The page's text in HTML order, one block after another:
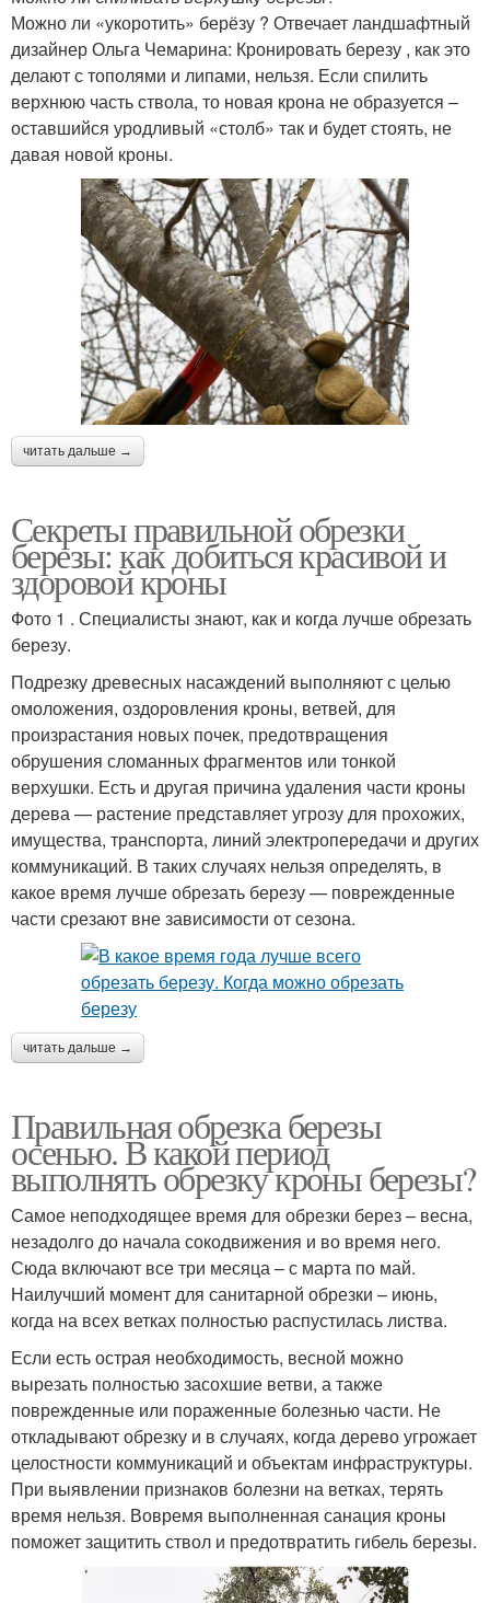
Можно ли «укоротить» берёзу ? Отвечает ландшафтный
дизайнер Ольга Чемарина: Кронировать березу , как это
делают с тополями и липами, нельзя. Если спилить
верхнюю часть ствола, то новая крона не образуется –
оставшийся уродливый «столб» так и будет стоять, не
давая новой кроны.
читать дальше →
Секреты правильной обрезки
березы: как добиться красивой и
здоровой кроны
Фото 1 . Специалисты знают, как и когда лучше обрезать
березу.
Подрезку древесных насаждений выполняют с целью
омоложения, оздоровления кроны, ветвей, для
произрастания новых почек, предотвращения
обрушения сломанных фрагментов или тонкой
верхушки. Есть и другая причина удаления части кроны
дерева — растение представляет угрозу для прохожих,
имущества, транспорта, линий электропередачи и других
коммуникаций. В таких случаях нельзя определять, в
какое время лучше обрезать березу — поврежденные
части срезают вне зависимости от сезона.
читать дальше →
Правильная обрезка березы
осенью. В какой период
выполнять обрезку кроны березы?
Самое неподходящее время для обрезки берез – весна,
незадолго до начала сокодвижения и во время него.
Сюда включают все три месяца – с марта по май.
Наилучший момент для санитарной обрезки – июнь,
когда на всех ветках полностью распустилась листва.
Если есть острая необходимость, весной можно
вырезать полностью засохшие ветви, а также
поврежденные или пораженные болезнью части. Не
откладывают обрезку и в случаях, когда дерево угрожает
целостности коммуникаций и объектам инфраструктуры.
При выявлении признаков болезни на ветках, терять
время нельзя. Вовремя выполненная санация кроны
поможет защитить ствол и предотвратить гибель березы.